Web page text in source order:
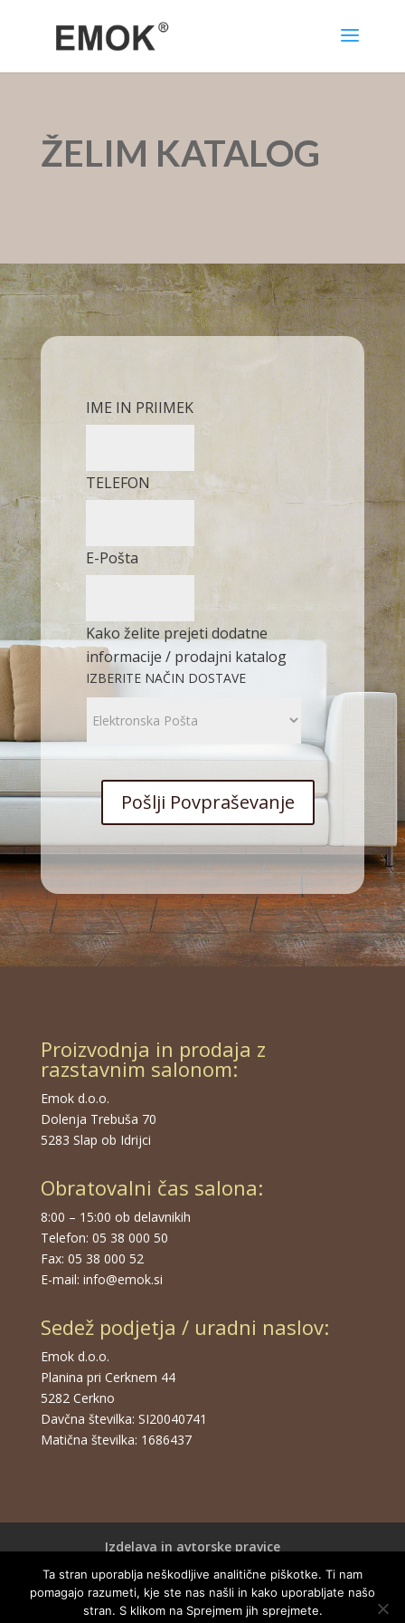
ŽELIM KATALOG
IME IN PRIIMEK
TELEFON
E-Pošta
Kako želite prejeti dodatne
informacije / prodajni katalog
IZBERITE NAČIN DOSTAVE
Proizvodnja in prodaja z
razstavnim salonom:
Emok d.o.o.
Dolenja Trebuša 70
5283 Slap ob Idrijci
Obratovalni čas salona:
8:00 – 15:00 ob delavnikih
Telefon: 05 38 000 50
Fax: 05 38 000 52
E-mail: info@emok.si
Sedež podjetja / uradni naslov:
Emok d.o.o.
Planina pri Cerknem 44
5282 Cerkno
Davčna številka: SI20040741
Matična številka: 1686437
Izdelava in avtorske pravice
Certifikat ISO 9001:2015
Certificate ISO 9001:2015
Ta stran uporablja neškodljive analitične piškotke. Ti nam
pomagajo razumeti, kje ste nas našli in kako uporabljate našo
stran. S klikom na Sprejmem jih sprejmete.